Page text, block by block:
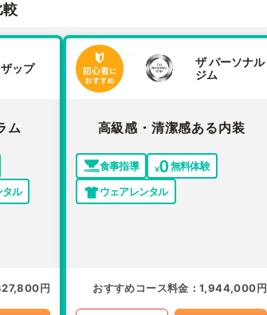
較
ップ
ム
タル
円
ザ パーソナル
ジム
高級感・清潔感ある内装
食事指導
無料体験
ウェアレンタル
おすすめコース料金 1,944,000円